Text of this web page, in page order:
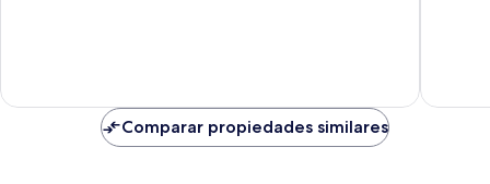
Comparar propiedades similares